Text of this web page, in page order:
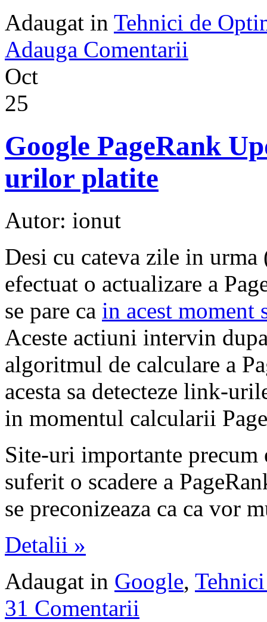
Adaugat in Tehnici de
Adauga Comentarii
Oct
25
Google PageRank
urilor platite
Autor: ionut
Desi cu cateva zile in
efectuat o actualizare a
se pare ca in acest moment
Aceste actiuni intervin
algoritmul de calculare a
acesta sa detecteze link-
in momentul calcularii
Site-uri importante precum
suferit o scadere a
se preconizeaza ca ca vor
Detalii »
Adaugat in Google,
31 Comentarii